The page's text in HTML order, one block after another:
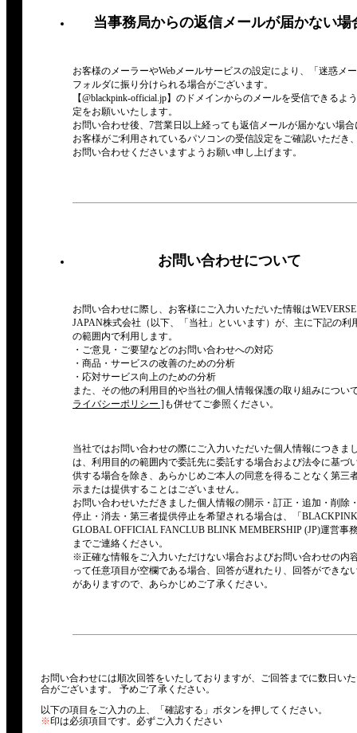
当事務局からの返信メールが届かない場
お客様のメーラーやWebメールサービスの設定により、「迷惑メ
フォルダに振り分けられる場合がございます。
【@blackpink-official.jp】のドメインからのメールを受信できるよ
定をお願いいたします。
お問い合わせ後、7営業日以上経っても返信メールが届かない場合
お客様がご利用されているパソコンの受信設定をご確認いただき
お問い合わせくださいますようお願い申し上げます。
お問い合わせについて
お問い合わせに際し、お客様にご入力いただいた情報はWEVERSE
JAPAN株式会社（以下、「当社」といいます）が、主に下記の利
の範囲内で利用します。
・ご意見・ご要望などのお問い合わせへの対応
・商品・サービスの改善のための分析
・応対サービス向上のための分析
また、その他の利用目的や当社の個人情報保護の取り組みについ
ライバシーポリシー ]も併せてご参照ください。
当社ではお問い合わせの際にご入力いただいた個人情報につきま
は、利用目的の範囲内で委託先に委託する場合および法令に基づ
供する場合を除き、あらかじめご本人の同意を得ることなく第三
示または提供することはございません。
お問い合わせいただきました個人情報の開示・訂正・追加・削除
停止・消去・第三者提供停止を希望される場合は、「BLACKPINK
GLOBAL OFFICIAL FANCLUB BLINK MEMBERSHIP (JP)運営事
までご連絡ください。
※正確な情報をご入力いただけない場合およびお問い合わせの内
って任意項目が空欄である場合、回答が遅れたり、回答ができな
がありますので、あらかじめご了承ください。
お問い合わせには順次回答をいたしておりますが、ご回答までに数日い
合がございます。 予めご了承ください。
以下の項目をご入力の上、「確認する」ボタンを押してください。
※印は必須項目です。必ずご入力ください